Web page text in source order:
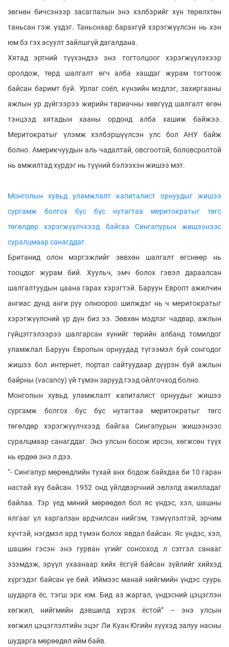
зөгнөн бичсэнээр засаглалын энэ хэлбэрийг хүн төрөлхтөн
таньсан гэж үздэг. Таньснаар барахгүй хэрэгжүүлсэн нь хэн
юм бэ гэх асуулт зайлшгүй дагалдана.
Хятад эртний түүхэндээ энэ тогтолцоог хэрэгжүүлэхээр
оролдож, төрд шалгалт өгч алба хашдаг журам тогтоож
байсан баримт буй. Урлаг соёл, күнзийн мэдлэг, захиргааны
ажлын ур дүйгээрээ жирийн тариачны хөвгүүд шалгалт өгөн
тэнцээд хятадын хааны ордонд алба хашиж байжээ.
Меритократыг үлэмж хэлбэршүүлсэн улс бол АНУ байж
болно. Америкчуудын аль чадалтай, овсгоотой, боловсролтой
нь амжилтад хүрдэг нь түүний бэлээхэн жишээ мэт.
Монголын хувьд уламжлалт капиталист орнуудыг жишээ
сургамж болгох бус бүс нутагтаа меритократыг төгс
төгөлдөр хэрэгжүүлчхээд байгаа Сингапурын жишээнээс
суралцмаар санагддаг.
Британид олон мэргэжлийг зөвхөн шалгалт өгснөөр нь
тооцдог журам бий. Хуульч, эмч болох гэвэл дараалсан
шалгалтуудын цаана гарах хэрэгтэй. Баруун Европт ажилчин
ангиас дунд анги руу олноороо шилждэг нь ч меритократыг
хэрэгжүүлсний үр дүн биз ээ. Зөвхөн мэдлэг чадвар, ажлын
гүйцэтгэлээрээ шалгарсан хүнийг төрийн албанд томилдог
уламжлал Баруун Европын орнуудад түгээмэл буй сонгодог
жишээ бол интернет, портал сайтуудаар дүүрэн буй ажлын
байрны (vacancy) үй түмэн зарууд гээд ойлгочход болно.
Монголын хувьд уламжлалт капиталист орнуудыг жишээ
сургамж болгох бус бүс нутагтаа меритократыг төгс
төгөлдөр хэрэгжүүлчхээд байгаа Сингапурын жишээнээс
суралцмаар санагддаг. Энэ улсын босож ирсэн, хөгжсөн түүх
нь ердөө энэ л дээ.
“- Сингапур мөрөөдлийн тухай анх бодож байхдаа би 10 гаран
настай хүү байсан. 1952 онд үйлдвэрчний эвлэлд ажилладаг
байлаа. Тэр үед миний мөрөөдөл бол яс үндэс, хэл, шашны
ялгааг үл харгалзан ардчилсан нийгэм, тэмүүлэлтэй, эрчим
хүчтэй, нэгдмэл ард түмэн болох явдал байсан. Яс үндэс, хэл,
шашин гэсэн энэ гурван үгийг сонсоход л сэтгэл санааг
эзэмдэж, эрүүл ухаанаар хийх ёсгүй байсан зүйлийг хийхэд
хүргэдэг байсан үе бий. Иймээс манай нийгмийн үндэс суурь
шударга ёс, тэгш эрх юм. Бид аз жаргал, үндэсний цэцэглэн
хөгжил, нийгмийн дэвшилд хүрэх ёстой” – энэ улсын
хөгжил цэцэглэлтийн эцэг Ли Куан Югийн хүүхэд залуу насны
шударга мөрөөдөл ийм байв.